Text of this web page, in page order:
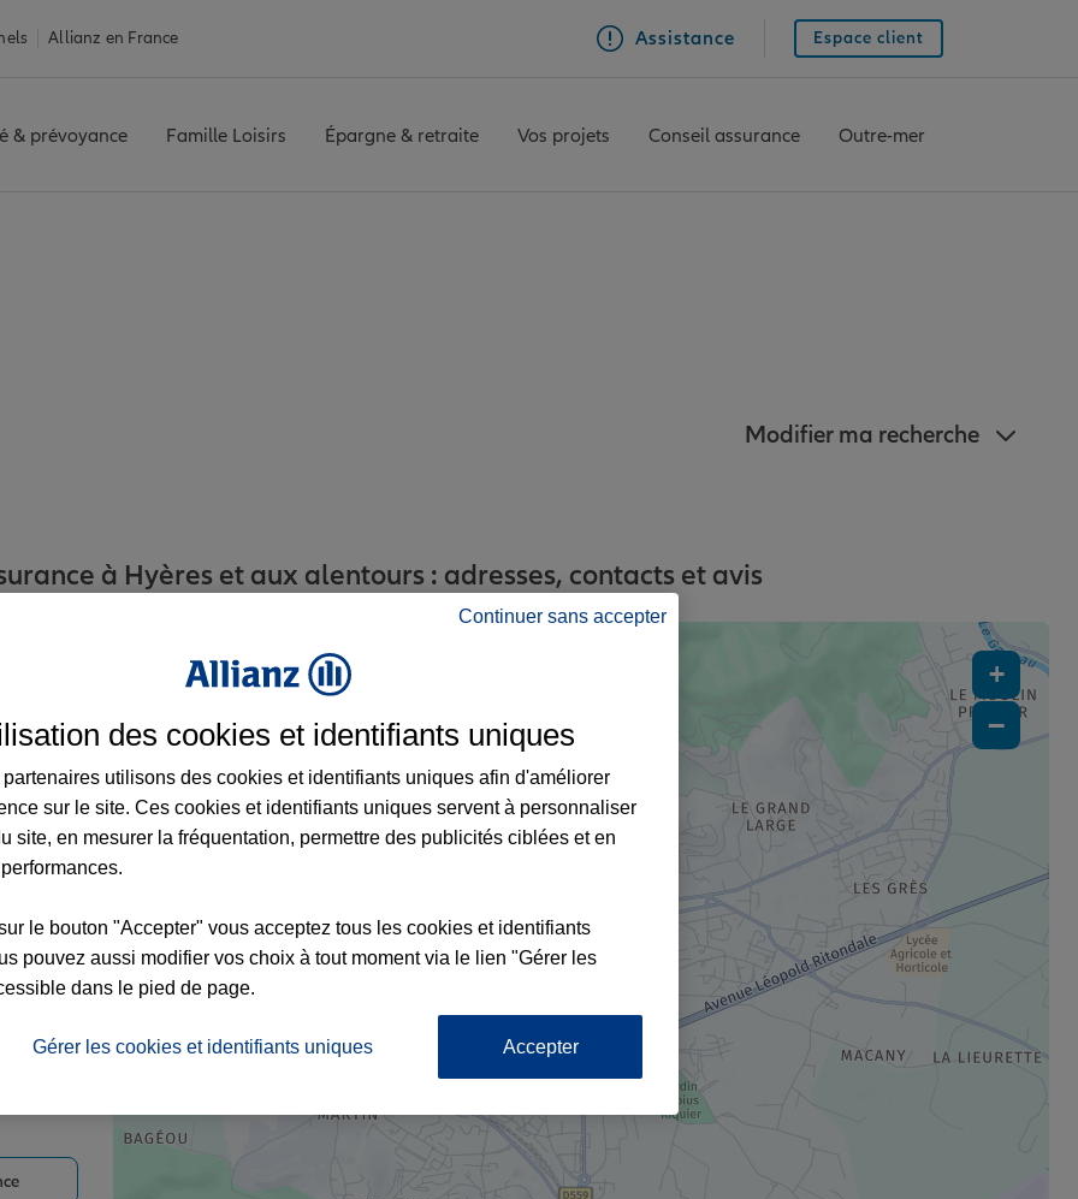
Allianz en France Assistance Espace client
& prévoyance Famille Loisirs Épargne & retraite Vos projets Conseil assurance Outre-mer
Modifier ma recherche
à Hyères et aux alentours : adresses, contacts et avis
+
−
Continuer sans accepter
des cookies et identifiants uniques
partenaires utilisons des cookies et identifiants uniques afin d'améliorer
sur le site. Ces cookies et identifiants uniques servent à personnaliser
site, en mesurer la fréquentation, permettre des publicités ciblées et en
le bouton "Accepter" vous acceptez tous les cookies et identifiants
pouvez aussi modifier vos choix à tout moment via le lien "Gérer les
dans le pied de page.
Gérer les cookies et identifiants uniques Accepter